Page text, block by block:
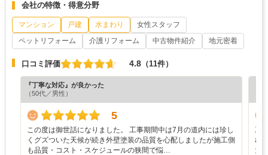
会社の特徴・得意分野
マンション 戸建 水まわり
女性スタッフ
ペットリフォーム
介護リフォーム 中古物件紹介 地元密着
口コミ評価 4.8 （11件）
『丁寧な対応』が良かった
（50代／男性）
5
この度は御世話になりました。 工事期間中は7月の道内には珍し
くグズついた天候が続き外壁塗装の品質を心配しましたが施工側
も品質・コスト・スケジュールの狭間で悩…
工
び
大